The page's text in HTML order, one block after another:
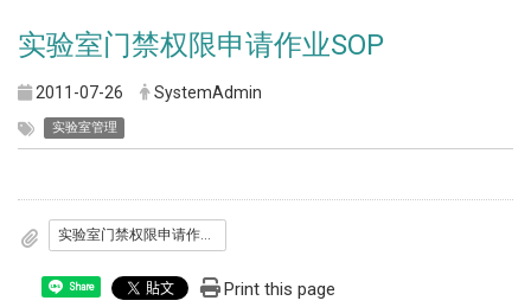
实验室门禁权限申请作业SOP
2011-07-26 SystemAdmin
实验室管理
实验室门禁权限申请作业SOP
Share Print this page